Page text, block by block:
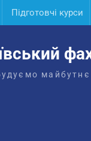
Підготовчі курси
майбутнє